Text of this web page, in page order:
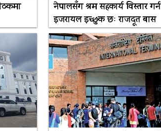
नेपालसँग श्रम सहकार्य विस्तार गर्न
इजरायल इच्छुक छः राजदूत बास